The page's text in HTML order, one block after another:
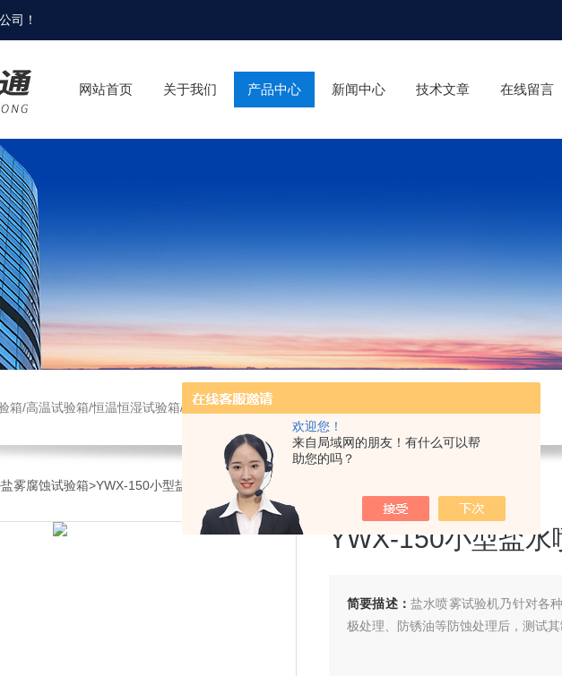
欢迎您！
来自局域网的朋友！有什么可以帮
助您的吗？
司 ！
网站首页 关于我们 产品中心 新闻中心 技术文章 在线留言
箱/高温试验箱/恒温恒湿试验箱/紫外光老化试验箱/鼓风干燥箱/振动试验机/耐臭氧老化试验箱
盐雾腐蚀试验箱>YWX-150小型盐雾试验机>YWX-150小型盐水喷雾试验箱售后服务
YWX-150小型盐
简要描述： 盐水喷雾试验机乃针对各
极处理、防锈油等防蚀处理后，测试其